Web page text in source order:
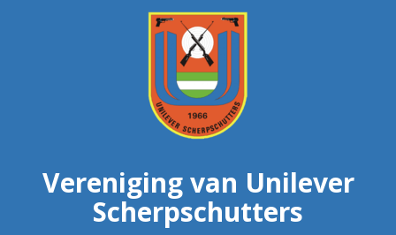
Vereniging van Unilever
Scherpschutters